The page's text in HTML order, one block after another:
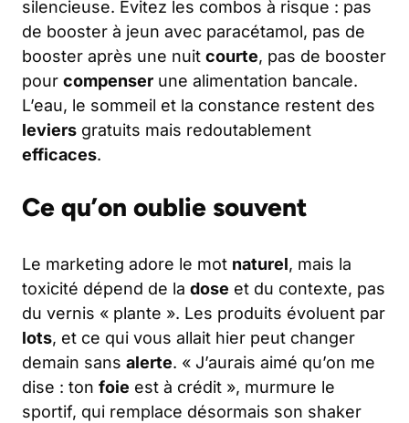
silencieuse. Évitez les combos à risque : pas
de booster à jeun avec paracétamol, pas de
booster après une nuit courte, pas de booster
pour compenser une alimentation bancale.
L’eau, le sommeil et la constance restent des
leviers gratuits mais redoutablement
efficaces.
Ce qu’on oublie souvent
Le marketing adore le mot naturel, mais la
toxicité dépend de la dose et du contexte, pas
du vernis « plante ». Les produits évoluent par
lots, et ce qui vous allait hier peut changer
demain sans alerte. « J’aurais aimé qu’on me
dise : ton foie est à crédit », murmure le
sportif, qui remplace désormais son shaker